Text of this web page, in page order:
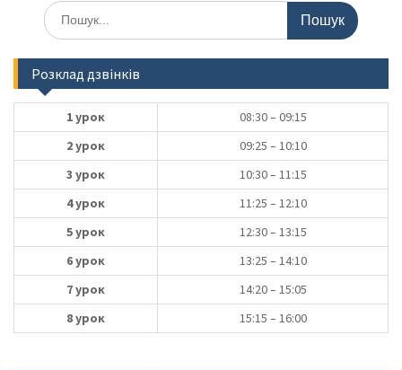
Шукати:
Розклад дзвінків
1 урок
08:30 – 09:15
2 урок
09:25 – 10:10
3 урок
10:30 – 11:15
4 урок
11:25 – 12:10
5 урок
12:30 – 13:15
6 урок
13:25 – 14:10
7 урок
14:20 – 15:05
8 урок
15:15 – 16:00